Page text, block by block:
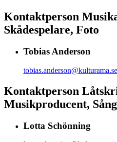
Kontaktperson
Skådespelare, Foto
Tobias Anderson
tobias.anderson@kulturama.se
Kontaktperson
Musikproducent,
Lotta Schönning